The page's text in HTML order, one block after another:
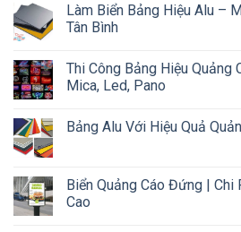
Làm Biển Bảng Hiệu Alu –
Tân Bình
Thi Công Bảng Hiệu Quảng
Mica, Led, Pano
Bảng Alu Với Hiệu Quả
Biển Quảng Cáo Đứng | Chi
Cao